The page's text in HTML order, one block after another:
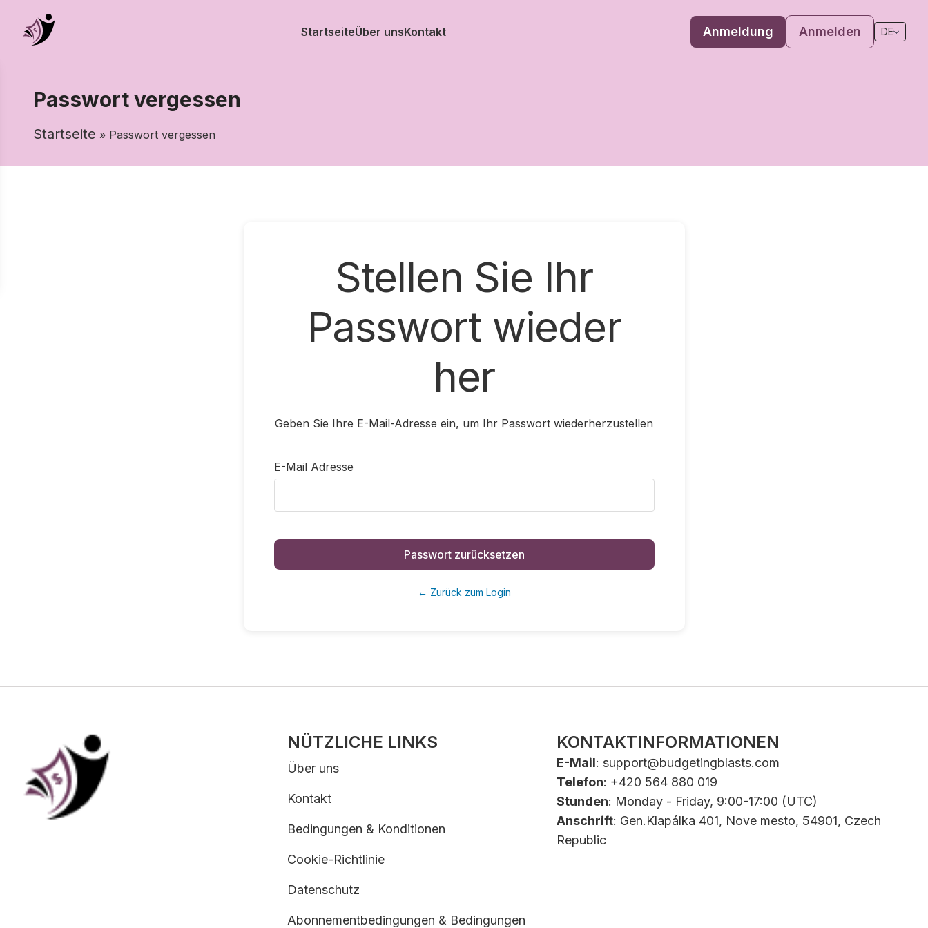
StartseiteÜber unsKontakt Anmeldung Anmelden DE
Passwort vergessen
Startseite » Passwort vergessen
Stellen Sie Ihr
Passwort wieder
her
Geben Sie Ihre E-Mail-Adresse ein, um Ihr Passwort wiederherzustellen
E-Mail Adresse
Passwort zurücksetzen
← Zurück zum Login
NÜTZLICHE LINKS
Über uns
Kontakt
Bedingungen & Konditionen
Cookie-Richtlinie
Datenschutz
Abonnementbedingungen & Bedingungen
KONTAKTINFORMATIONEN
E-Mail: support@budgetingblasts.com
Telefon: +420 564 880 019
Stunden: Monday - Friday, 9:00-17:00 (UTC)
Anschrift: Gen.Klapálka 401, Nove mesto, 54901, Czech
Republic